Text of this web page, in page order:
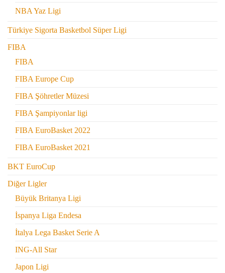
NBA Yaz Ligi
Türkiye Sigorta Basketbol Süper Ligi
FIBA
FIBA
FIBA Europe Cup
FIBA Şöhretler Müzesi
FIBA Şampiyonlar ligi
FIBA EuroBasket 2022
FIBA EuroBasket 2021
BKT EuroCup
Diğer Ligler
Büyük Britanya Ligi
İspanya Liga Endesa
İtalya Lega Basket Serie A
ING-All Star
Japon Ligi